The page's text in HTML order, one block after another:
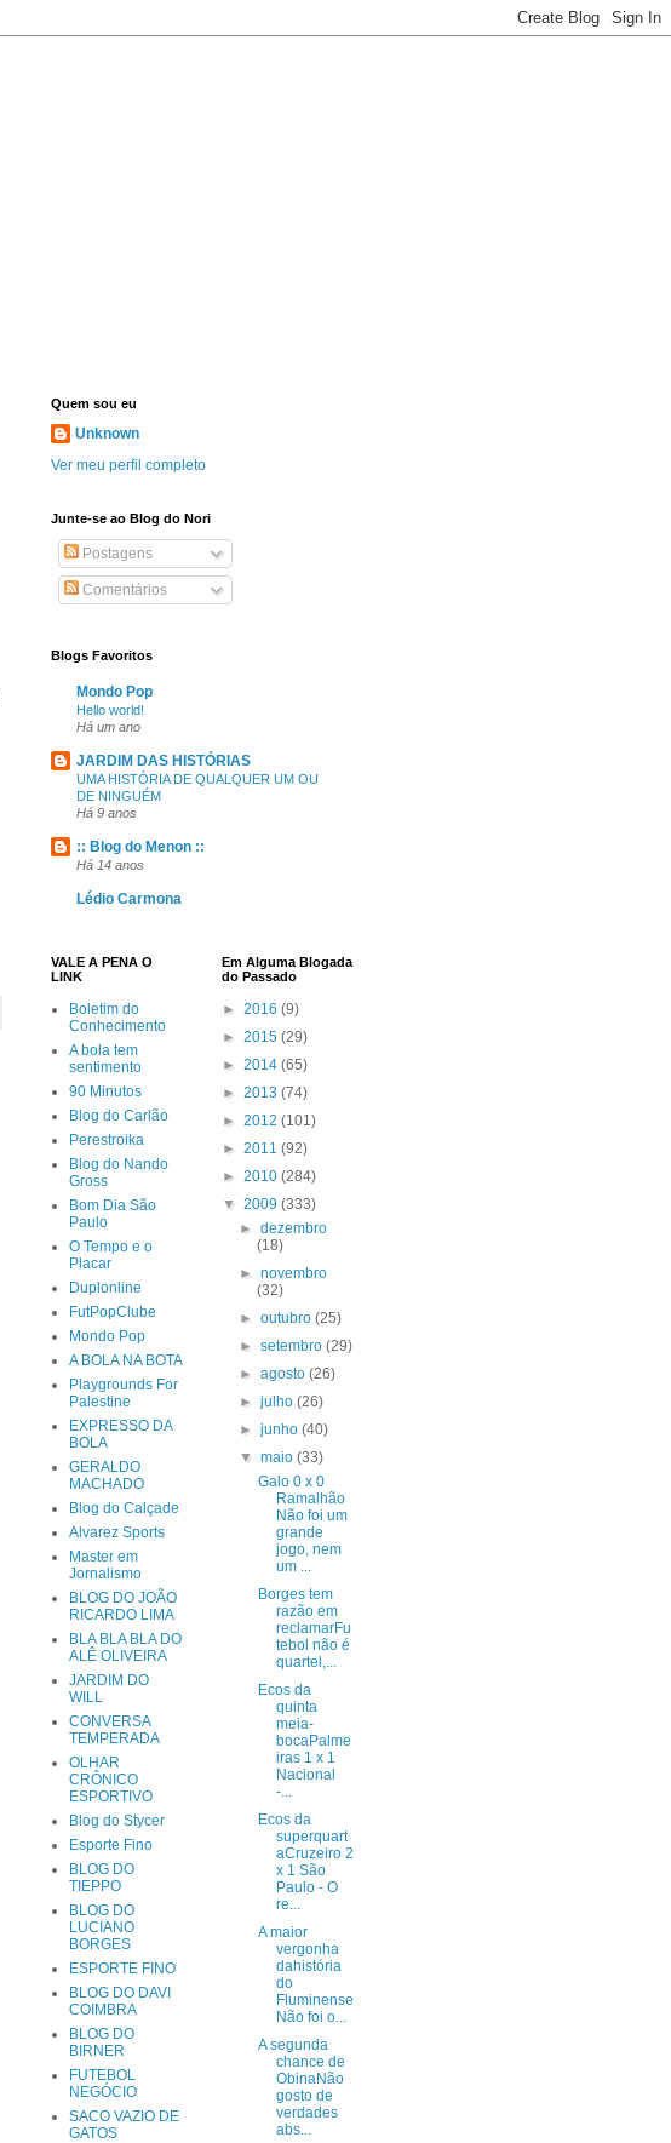
Quem sou eu
Unknown
Ver meu perfil completo
Junte-se ao Blog do Nori
Postagens
Comentários
Blogs Favoritos
Mondo Pop
Hello world!
Há um ano
JARDIM DAS HISTÓRIAS
UMA HISTÓRIA DE QUALQUER UM OU
DE NINGUÉM
Há 9 anos
:: Blog do Menon ::
Há 14 anos
Lédio Carmona
VALE A PENA O
LINK
Boletim do
Conhecimento
A bola tem
sentimento
90 Minutos
Blog do Carlão
Perestroika
Blog do Nando
Gross
Bom Dia São
Paulo
O Tempo e o
Placar
Duplonline
FutPopClube
Mondo Pop
A BOLA NA BOTA
Playgrounds For
Palestine
EXPRESSO DA
BOLA
GERALDO
MACHADO
Blog do Calçade
Alvarez Sports
Master em
Jornalismo
BLOG DO JOÃO
RICARDO LIMA
BLA BLA BLA DO
ALÊ OLIVEIRA
JARDIM DO
WILL
CONVERSA
TEMPERADA
OLHAR
CRÔNICO
ESPORTIVO
Blog do Stycer
Esporte Fino
BLOG DO
TIEPPO
BLOG DO
LUCIANO
BORGES
ESPORTE FINO
BLOG DO DAVI
COIMBRA
BLOG DO
BIRNER
FUTEBOL
NEGÓCIO
SACO VAZIO DE
GATOS
Em Alguma Blogada
do Passado
► 2016 (9)
► 2015 (29)
► 2014 (65)
► 2013 (74)
► 2012 (101)
► 2011 (92)
► 2010 (284)
▼ 2009 (333)
►dezembro
(18)
►novembro
(32)
►outubro(25)
►setembro(29)
►agosto(26)
►julho(26)
►junho(40)
▼maio(33)
Galo 0 x 0
Ramalhão
Não foi um
grande
jogo, nem
um ...
Borges tem
razão em
reclamarFu
tebol não é
quartel,...
Ecos da
quinta
meia-
bocaPalme
iras 1 x 1
Nacional
-...
Ecos da
superquart
aCruzeiro 2
x 1 São
Paulo - O
re...
A maior
vergonha
dahistória
do
Fluminense
Não foi o...
A segunda
chance de
ObinaNão
gosto de
verdades
abs...